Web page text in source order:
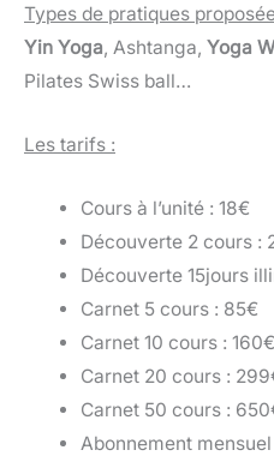
Types de pratiques
Yin Yoga, Ashtanga, Yoga
Pilates Swiss ball…
Les tarifs :
Cours à l’unité : 18€
Découverte 2 cours :
Découverte 15jours
Carnet 5 cours : 85€
Carnet 10 cours : 160€
Carnet 20 cours :
Carnet 50 cours :
Abonnement